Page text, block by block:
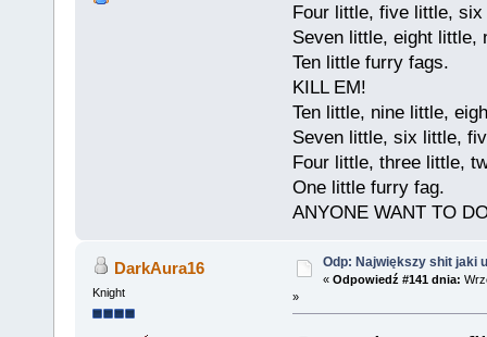
Four little, five little,
Seven little, eight little,
Ten little furry fags.
KILL EM!
Ten little, nine little,
Seven little, six little,
Four little, three little,
One little furry fag.
ANYONE WANT TO
DarkAura16
Knight
Odp: Największy shit jaki
« Odpowiedź #141 dnia:
»